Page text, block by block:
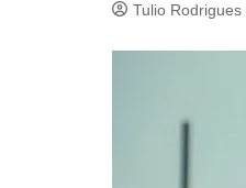
Tulio Rodrigues